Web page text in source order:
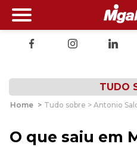
TUDO
Home > Tudo sobre > Antonio
O que saiu em